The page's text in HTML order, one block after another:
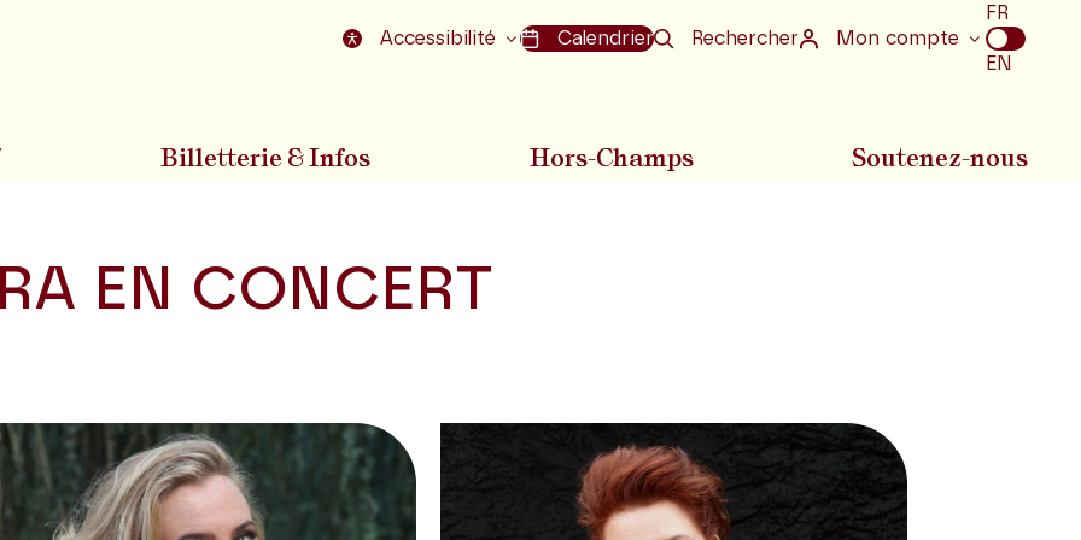
Aller au pied de la page Accessibilité Calendrier Rechercher Mon compte
Choix
de
la
FR
EN
Billetterie & Infos Hors-Champs Soutenez-nous
EN CONCERT